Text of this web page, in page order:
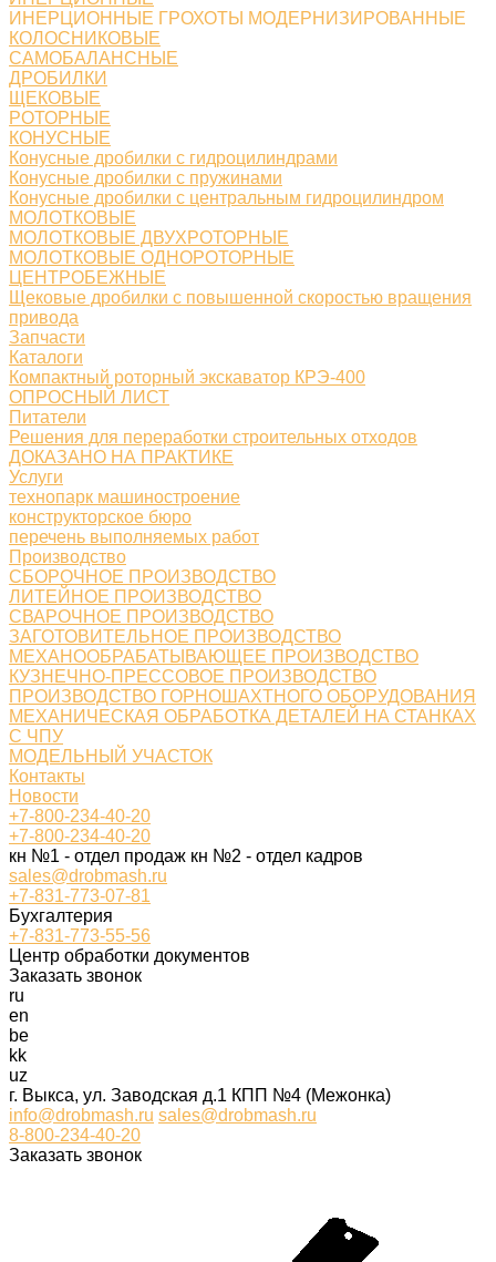
ИНЕРЦИОННЫЕ ГРОХОТЫ МОДЕРНИЗИРОВАННЫЕ
КОЛОСНИКОВЫЕ
САМОБАЛАНСНЫЕ
ДРОБИЛКИ
ЩЕКОВЫЕ
РОТОРНЫЕ
КОНУСНЫЕ
Конусные дробилки с гидроцилиндрами
Конусные дробилки с пружинами
Конусные дробилки с центральным гидроцилиндром
МОЛОТКОВЫЕ
МОЛОТКОВЫЕ ДВУХРОТОРНЫЕ
МОЛОТКОВЫЕ ОДНОРОТОРНЫЕ
ЦЕНТРОБЕЖНЫЕ
Щековые дробилки с повышенной скоростью вращения
привода
Запчасти
Каталоги
Компактный роторный экскаватор КРЭ-400
ОПРОСНЫЙ ЛИСТ
Питатели
Решения для переработки строительных отходов
ДОКАЗАНО НА ПРАКТИКЕ
Услуги
технопарк машиностроение
конструкторское бюро
перечень выполняемых работ
Производство
СБОРОЧНОЕ ПРОИЗВОДСТВО
ЛИТЕЙНОЕ ПРОИЗВОДСТВО
СВАРОЧНОЕ ПРОИЗВОДСТВО
ЗАГОТОВИТЕЛЬНОЕ ПРОИЗВОДСТВО
МЕХАНООБРАБАТЫВАЮЩЕЕ ПРОИЗВОДСТВО
КУЗНЕЧНО-ПРЕССОВОЕ ПРОИЗВОДСТВО
ПРОИЗВОДСТВО ГОРНОШАХТНОГО ОБОРУДОВАНИЯ
МЕХАНИЧЕСКАЯ ОБРАБОТКА ДЕТАЛЕЙ НА СТАНКАХ
С ЧПУ
МОДЕЛЬНЫЙ УЧАСТОК
Контакты
Новости
+7-800-234-40-20
+7-800-234-40-20
кн №1 - отдел продаж кн №2 - отдел кадров
sales@drobmash.ru
+7-831-773-07-81
Бухгалтерия
+7-831-773-55-56
Центр обработки документов
Заказать звонок
ru
en
be
kk
uz
г. Выкса, ул. Заводская д.1 КПП №4 (Межонка)
info@drobmash.ru sales@drobmash.ru
8-800-234-40-20
Заказать звонок